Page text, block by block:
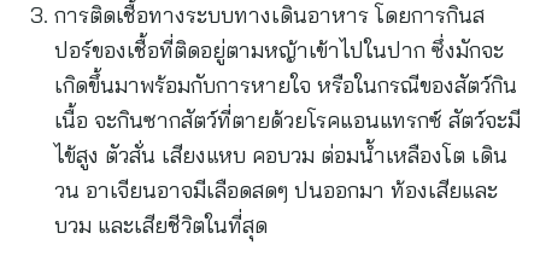
การติดเชื้อทางระบบทางเดินอาหาร โดยการกินส
ปอร์ของเชื้อที่ติดอยู่ตามหญ้าเข้าไปในปาก ซึ่งมักจะ
เกิดขึ้นมาพร้อมกับการหายใจ หรือในกรณีของสัตว์กิน
เนื้อ จะกินซากสัตว์ที่ตายด้วยโรคแอนแทรกซ์ สัตว์จะมี
ไข้สูง ตัวสั่น เสียงแหบ คอบวม ต่อมน้ำเหลืองโต เดิน
วน อาเจียนอาจมีเลือดสดๆ ปนออกมา ท้องเสียและ
บวม และเสียชีวิตในที่สุด